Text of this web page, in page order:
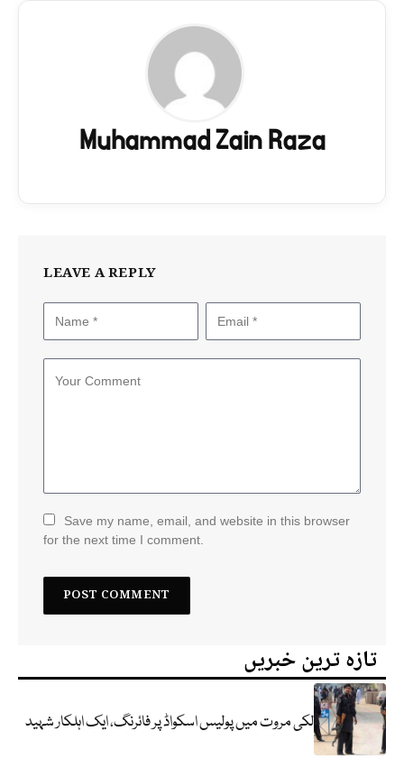
Muhammad Zain Raza
LEAVE A REPLY
Save my name, email, and website in this browser
for the next time I comment.
تازہ ترین خبریں
لکی مروت میں پولیس اسکواڈ پر فائرنگ، ایک اہلکار شہید